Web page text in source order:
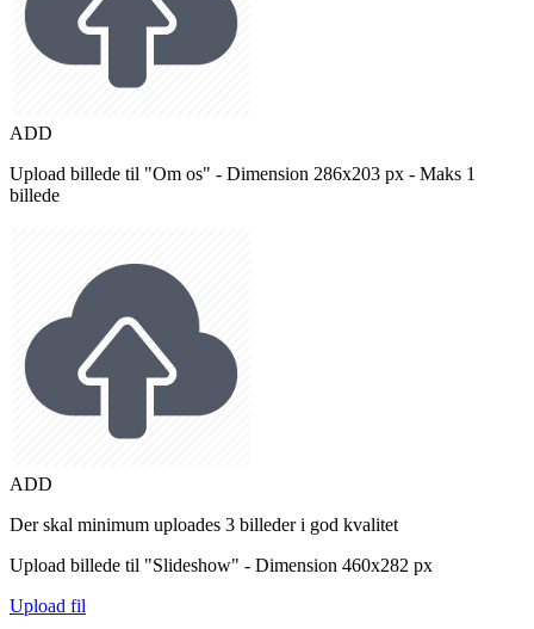
ADD
Upload billede til "Om os" - Dimension 286x203 px - Maks 1
billede
ADD
Der skal minimum uploades 3 billeder i god kvalitet
Upload billede til "Slideshow" - Dimension 460x282 px
Upload fil